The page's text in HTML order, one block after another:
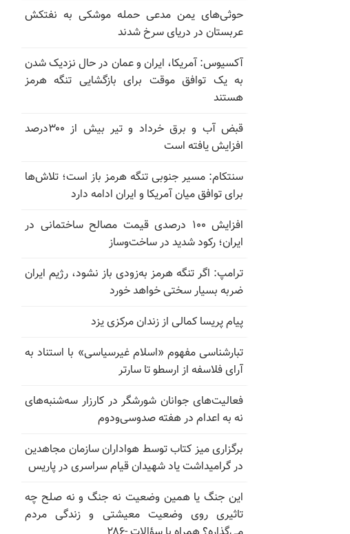
حوثی‌های یمن مدعی حمله موشکی به نفتکش
عربستان در دریای سرخ شدند
آکسیوس: آمریکا، ایران و عمان در حال نزدیک شدن
به یک توافق موقت برای بازگشایی تنگه هرمز
هستند
قبض آب و برق خرداد و تیر بیش از ۳۰۰درصد
افزایش یافته است
سنتکام: مسیر جنوبی تنگه هرمز باز است؛ تلاش‌ها
برای توافق میان آمریکا و ایران ادامه دارد
افزایش ۱۰۰ درصدی قیمت مصالح ساختمانی در
ایران؛ رکود شدید در ساخت‌وساز
ترامپ: اگر تنگه هرمز به‌زودی باز نشود، رژیم ایران
ضربه بسیار سختی خواهد خورد
پیام پریسا کمالی از زندان مرکزی یزد
تبارشناسی مفهوم «اسلام غیرسیاسی» با استناد به
آرای فلاسفه از ارسطو تا سارتر
فعالیت‌های جوانان شورشگر در کارزار سه‌شنبه‌های
نه به اعدام در هفته صدوسی‌و‌دوم
برگزاری میز کتاب توسط هواداران سازمان مجاهدین
در گرامیداشت یاد شهیدان قیام سراسری در پاریس
این جنگ یا همین وضعیت نه جنگ و نه صلح چه
تاثیری روی وضعیت معیشتی و زندگی مردم